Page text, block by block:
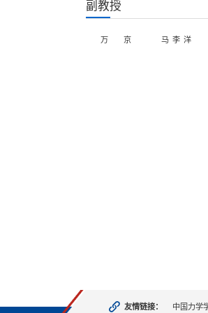
副教授
万京 马李洋
友情链接： 中国力学